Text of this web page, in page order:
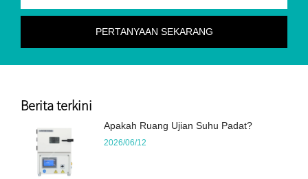
Berita terkini
Apakah Ruang Ujian Suhu Padat?
2026/06/12